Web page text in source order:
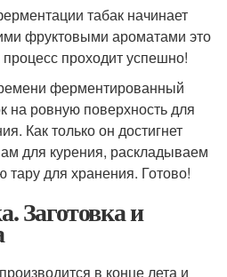
табак начинает
фруктовыми ароматами это
проходит успешно!
ферментированный
на ровную поверхность для
Как только он достигнет
для курения, раскладываем
тару для хранения. Готово!
Заготовка и
в конце лета и